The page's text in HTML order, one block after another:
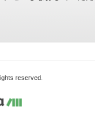
reserved.